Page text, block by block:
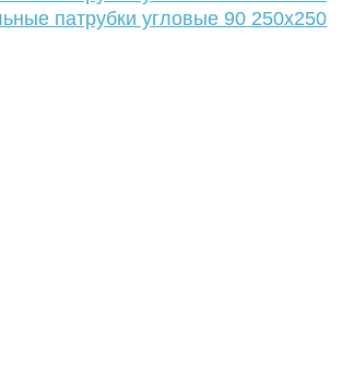
патрубки угловые 90 250х250